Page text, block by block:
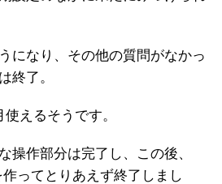
になり、その他の質問がなかっ
終了。
えるそうです。
操作部分は完了し、この後、
作ってとりあえず終了しまし